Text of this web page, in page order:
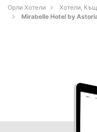
Орли Хотели
Хотели,
Mirabelle Hotel by